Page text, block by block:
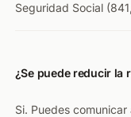
Seguridad Social
¿Se puede reducir la
Si. Puedes